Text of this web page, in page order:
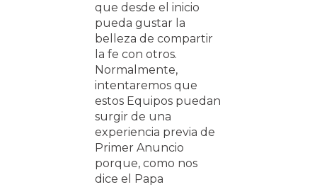
que desde el inicio
pueda gustar la
belleza de compartir
la fe con otros.
Normalmente,
intentaremos que
estos Equipos puedan
surgir de una
experiencia previa de
Primer Anuncio
porque, como nos
dice el Papa